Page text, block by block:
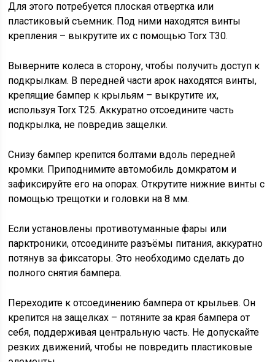
Для этого потребуется плоская отвертка или
пластиковый съемник. Под ними находятся винты
крепления – выкрутите их с помощью Torx T30.
Выверните колеса в сторону, чтобы получить доступ к
подкрылкам. В передней части арок находятся винты,
крепящие бампер к крыльям – выкрутите их,
используя Torx T25. Аккуратно отсоедините часть
подкрылка, не повредив защелки.
Снизу бампер крепится болтами вдоль передней
кромки. Приподнимите автомобиль домкратом и
зафиксируйте его на опорах. Открутите нижние винты с
помощью трещотки и головки на 8 мм.
Если установлены противотуманные фары или
парктроники, отсоедините разъёмы питания, аккуратно
потянув за фиксаторы. Это необходимо сделать до
полного снятия бампера.
Переходите к отсоединению бампера от крыльев. Он
крепится на защелках – потяните за края бампера от
себя, поддерживая центральную часть. Не допускайте
резких движений, чтобы не повредить пластиковые